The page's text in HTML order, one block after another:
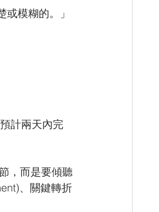
模糊的。」
計兩天內完
，而是要傾聽
、關鍵轉折